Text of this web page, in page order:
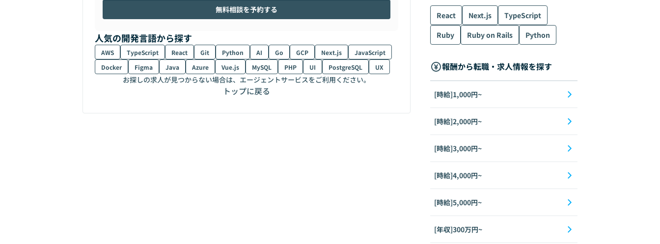
無料相談を予約する
人気の開発言語から探す
AWS TypeScript React Git Python AI Go GCP Next.js
JavaScript
Docker
Figma Java Azure Vue.js MySQL PHP UI PostgreSQL UX
お探しの求人が見つからない場合は、エージェントサービスをご利用ください。
トップに戻る
React Next.js
TypeScript
Ruby
Ruby on Rails Python
報酬から転職・求人情報を探す
[時給]1,000円~
[時給]2,000円~
[時給]3,000円~
[時給]4,000円~
[時給]5,000円~
[年収]300万円~